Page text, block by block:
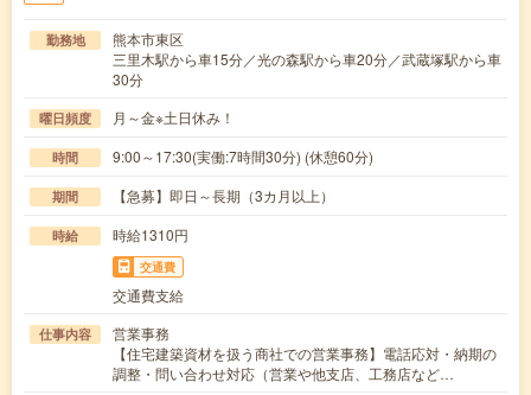
勤務地
熊本市東区
三里木駅から車15分／光の森駅から車20分／武蔵塚駅から車
30分
曜日頻度 月～金※土日休み！
時間 9:00～17:30(実働:7時間30分) (休憩60分)
期間 【急募】即日～長期（3カ月以上）
時給 時給1310円
交通費
交通費支給
仕事内容
営業事務
【住宅建築資材を扱う商社での営業事務】電話応対・納期の
調整・問い合わせ対応（営業や他支店、工務店など…